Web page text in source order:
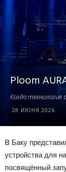
Ploom
Когда
28 ИЮНЯ 2026
В Баку
устройства для
посвящённый